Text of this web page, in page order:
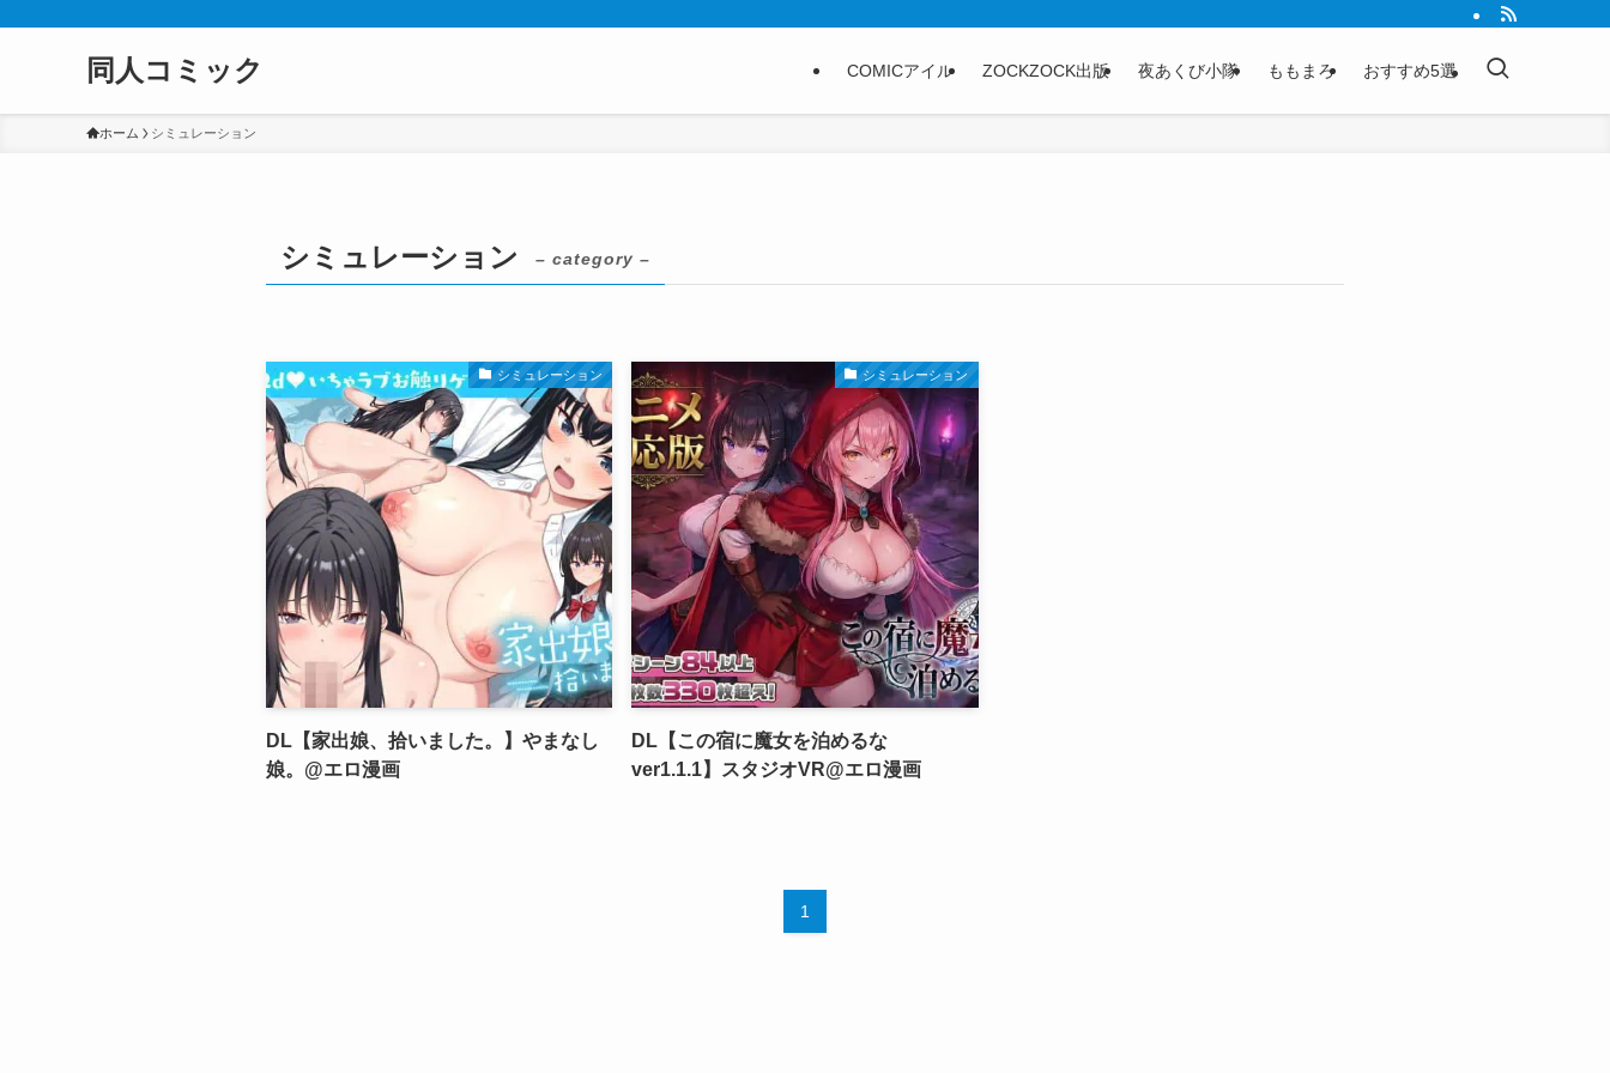
同人コミック COMICアイル ZOCKZOCK出版 夜あくび小隊 ももまろ おすすめ5選
ホーム シミュレーション
シミュレーション – category –
シミュレーション
DL【家出娘、拾いました。】やまなし
娘。@エロ漫画
シミュレーション
DL【この宿に魔女を泊めるな
ver1.1.1】スタジオVR@エロ漫画
1